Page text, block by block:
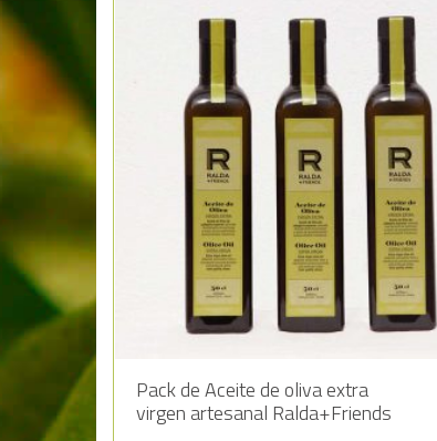
Pack de Aceite de oliva extra
virgen artesanal Ralda+Friends